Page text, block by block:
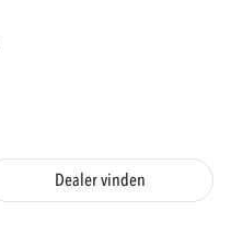
Dealer vinden